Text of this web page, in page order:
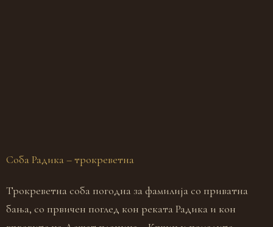
Соба Радика – трокреветна
Трокреветна соба погодна за фамилија со приватна
бања, со првичен поглед кон реката Радика и кон